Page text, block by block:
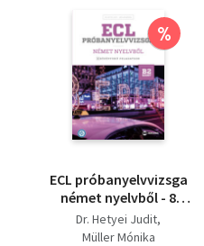
%
ECL próbanyelvvizsga
német nyelvből - 8
középfokú feladatsor
- B2 szint
Dr. Hetyei Judit
Müller Mónika